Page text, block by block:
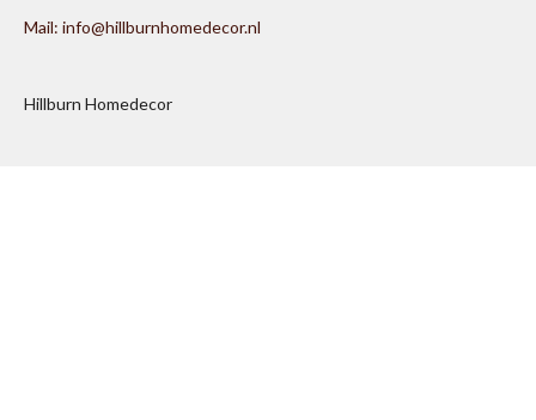
Mail: info@hillburnhomedecor.nl
Hillburn Homedecor